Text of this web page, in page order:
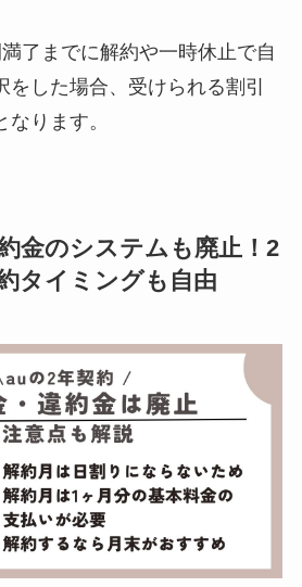
了までに解約や一時休止で自
した場合、受けられる割引
ります。
金のシステムも廃止！2
タイミングも自由